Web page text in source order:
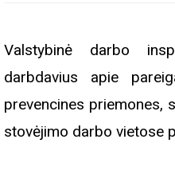
Valstybinė darbo
darbdavius apie
prevencines priemones,
stovėjimo darbo vietose